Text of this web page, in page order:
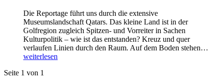
Die Reportage führt uns durch die extensive
Museumslandschaft Qatars. Das kleine Land ist in der
Golfregion zugleich Spitzen- und Vorreiter in Sachen
Kulturpolitik – wie ist das entstanden? Kreuz und quer
verlaufen Linien durch den Raum. Auf dem Boden stehen…
weiterlesen
Seite 1 von 1